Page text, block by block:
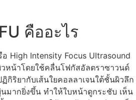
คืออะไร
High Intensity Focus Ultrasound
วหน้าโดยใช้คลื่นโฟกัสอัลตราซาวนด์
กิริยากับเส้นใยคอลลาเจนใต้ชั้นผิวลึก
มากยิ่งขึ้น ทำให้ใบหน้าดูกระชับ เห็น